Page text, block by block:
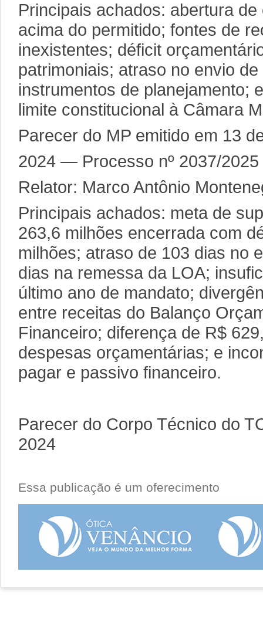
Principais achados: abertura
acima do permitido; fontes de
inexistentes; déficit
patrimoniais; atraso no envio
instrumentos de planejamento;
limite constitucional à Câmara
Parecer do MP emitido em 13
2024 — Processo nº 2037/2025
Relator: Marco Antônio
Principais achados: meta de
263,6 milhões encerrada com
milhões; atraso de 103 dias no
dias na remessa da LOA;
último ano de mandato;
entre receitas do Balanço
Financeiro; diferença de R$
despesas orçamentárias; e
pagar e passivo financeiro.
Parecer do Corpo Técnico do
2024
Essa publicação é um oferecimento